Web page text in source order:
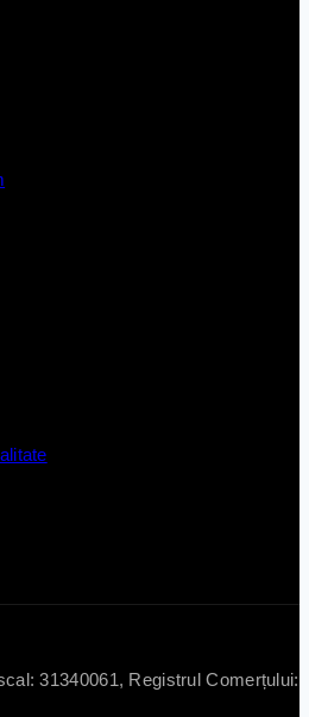
31340061, Registrul Comerțului: